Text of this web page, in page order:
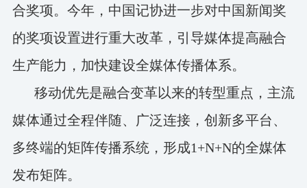
合奖项。今年，中国记协进一步对中国新闻奖
的奖项设置进行重大改革，引导媒体提高融合
生产能力，加快建设全媒体传播体系。
移动优先是融合变革以来的转型重点，主流
媒体通过全程伴随、广泛连接，创新多平台、
多终端的矩阵传播系统，形成1+N+N的全媒体
发布矩阵。